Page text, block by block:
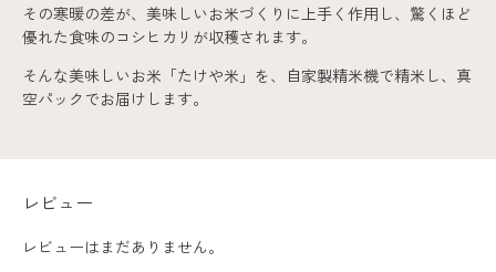
その寒暖の差が、美味しいお米づくりに上手く作用し、驚くほど
優れた食味のコシヒカリが収穫されます。
そんな美味しいお米「たけや米」を、自家製精米機で精米し、真
空パックでお届けします。
レビュー
レビューはまだありません。